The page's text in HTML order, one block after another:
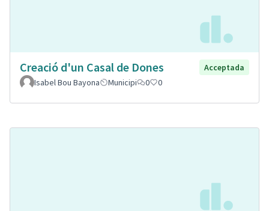
Creació d'un Casal de Dones
Acceptada
Isabel Bou Bayona
Municipi 0 0